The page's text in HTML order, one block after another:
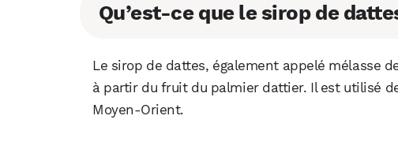
Qu’est-ce que le sirop de
Le sirop de dattes, également appelé mélasse
à partir du fruit du palmier dattier. Il est utilisé
Moyen-Orient.